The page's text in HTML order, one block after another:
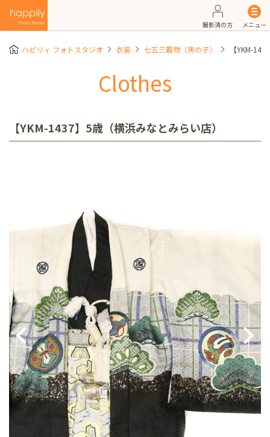
撮影済の方 メニュー
ハピリィ フォトスタジオ 衣装 七五三着物（男の子） 【YKM-
Clothes
【YKM-1437】5歳（横浜みなとみらい店）